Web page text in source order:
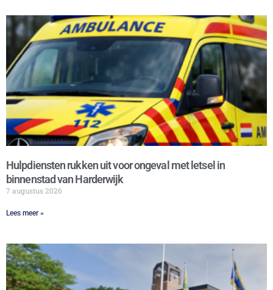
Hulpdiensten rukken uit voor ongeval met letsel in
binnenstad van Harderwijk
7 augustus 2026
Lees meer »